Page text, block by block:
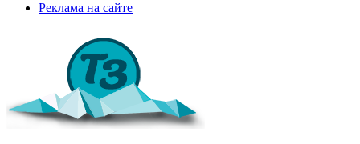
Реклама на сайте